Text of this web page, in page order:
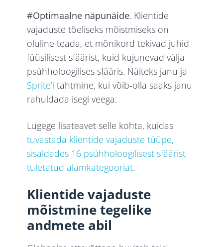
#Optimaalne näpunäide. Klientide
vajaduste tõeliseks mõistmiseks on
oluline teada, et mõnikord tekivad juhid
füüsilisest sfäärist, kuid kujunevad välja
psühholoogilises sfääris. Näiteks janu ja
Sprite’i tahtmine, kui võib-olla saaks janu
rahuldada isegi veega.
Lugege lisateavet selle kohta, kuidas
tuvastada klientide vajaduste tüüpe,
sisaldades 16 psühholoogilisest sfäärist
tuletatud alamkategooriat.
Klientide vajaduste
mõistmine tegelike
andmete abil